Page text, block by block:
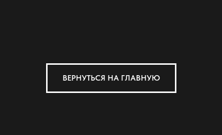
ВЕРНУТЬСЯ НА ГЛАВНУЮ